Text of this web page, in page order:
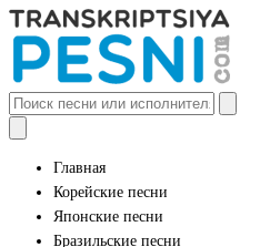
Главная
Корейские песни
Японские песни
Бразильские песни